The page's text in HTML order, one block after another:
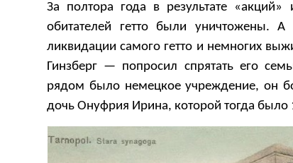
За полтора года в результате
обитателей гетто были уничтожены.
ликвидации самого гетто и немногих
Гинзберг — попросил спрятать его
рядом было немецкое учреждение, он
дочь Онуфрия Ирина, которой тогда было